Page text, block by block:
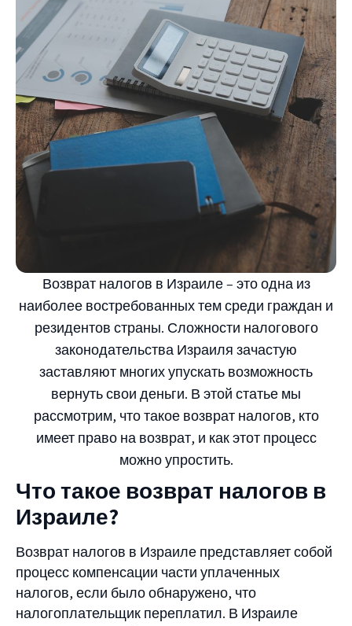
Возврат налогов в Израиле – это одна из
наиболее востребованных тем среди граждан и
резидентов страны. Сложности налогового
законодательства Израиля зачастую
заставляют многих упускать возможность
вернуть свои деньги. В этой статье мы
рассмотрим, что такое возврат налогов, кто
имеет право на возврат, и как этот процесс
можно упростить.
Что такое возврат налогов в
Израиле?
Возврат налогов в Израиле представляет собой
процесс компенсации части уплаченных
налогов, если было обнаружено, что
налогоплательщик переплатил. В Израиле